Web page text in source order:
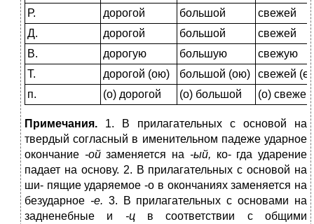
Р.
дорогой большой
свежей
Д.
дорогой большой
свежей
В.
дорогую большую
свежую
Т.
дорогой (ою) большой (ою)
свежей
п.
(о) дорогой (о) большой (о) свежей
П римечания. 1. В прилагательных с основой на
твердый согласный в именительном падеже ударное
окончание -ойзаменяется на -ый, ко- гда ударение
падает на основу. 2. В прилагательных с основой на
ши- пящие ударяемое -о в окончаниях заменяется на
безударное -е. 3. В прилагательных с основами на
задненебные и -цв соответствии с общими